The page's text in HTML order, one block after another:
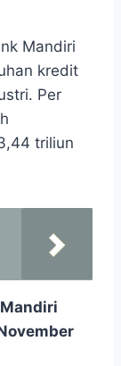
Mandiri
kredit
Per
triliun